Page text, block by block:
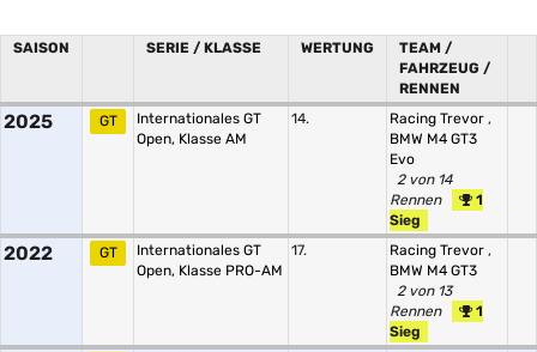
SAISON SERIE / KLASSE WERTUNG
TEAM /
FAHRZEUG /
RENNEN
2025 GT
Internationales GT
Open, Klasse AM
14. Racing Trevor ,
BMW M4 GT3
Evo
2 von 14
Rennen
1
Sieg
2022 GT
Internationales GT
Open, Klasse PRO-AM
17. Racing Trevor ,
BMW M4 GT3
2 von 13
Rennen
1
Sieg